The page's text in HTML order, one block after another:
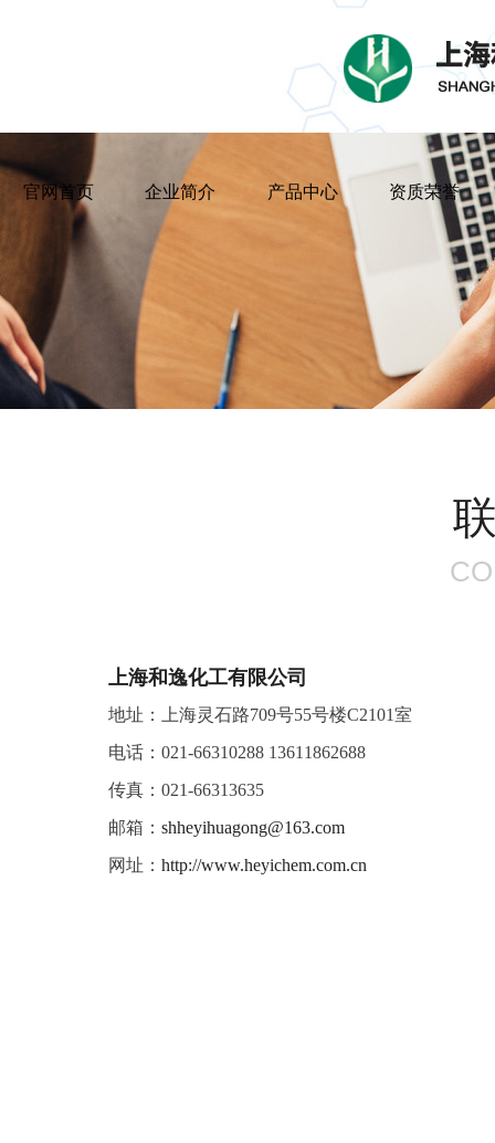
官网首页 企业简介 产品中心 资质荣誉
上海和逸化工有限公司
地址：上海灵石路709号55号楼C2101室
电话：021-66310288 13611862688
传真：021-66313635
邮箱： shheyihuagong@163.com
网址： http://www.heyichem.com.cn